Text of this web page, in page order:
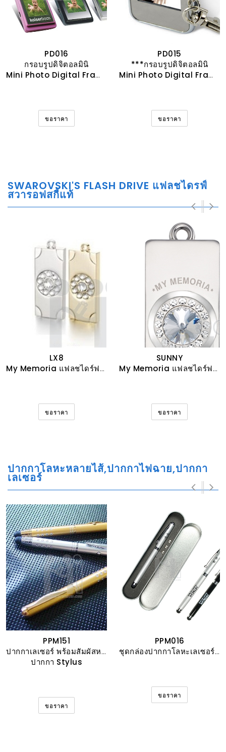
PD016
กรอบรูปดิจิตอลมินิ
Mini Photo Digital Frame
ขอราคา
PD015
***กรอบรูปดิจิตอลมินิ
Mini Photo Digital Frame
ขอราคา
SWAROVSKI'S FLASH DRIVE แฟลชไดรฟ์
สวารอฟสกี้แท้
LX8
My Memoria แฟลชไดร์ฟสวารอฟสกี้
ขอราคา
SUNNY
My Memoria แฟลชไดร์ฟสวารอฟสกี้
ขอราคา
ปากกาโลหะหลายไส้,ปากกาไฟฉาย,ปากกา
เลเซอร์
PPM151
ปากกาเลเซอร์ พร้อมสัมผัสหน้าจอในตัว
ปากกา Stylus
ขอราคา
PPM016
ชุดกล่องปากกาโลหะเลเซอร์,ไฟฉาย, ปากกาสัมผัสหน้าจอ
ขอราคา